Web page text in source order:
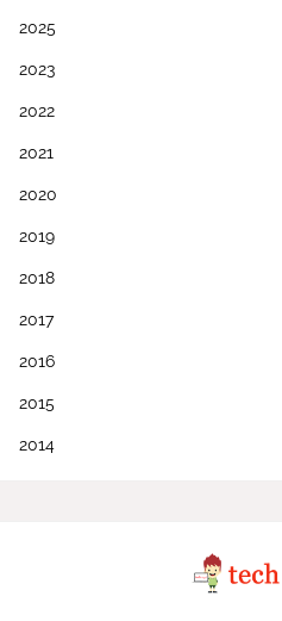
2025
2023
2022
2021
2020
2019
2018
2017
2016
2015
2014